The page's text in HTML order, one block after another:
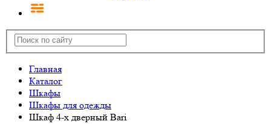
Главная
Каталог
Шкафы
Шкафы для одежды
Шкаф 4-х дверный Bari